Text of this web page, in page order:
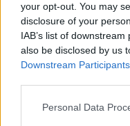
your opt-out. You may
disclosure of your
IAB’s list of
also be disclosed by us
Downstream Participants
Please note that this
Personal Data
Pianificate soste,
soprattutto per
limitati. Se visitate
attività locali; se
sul tessuto urbano.